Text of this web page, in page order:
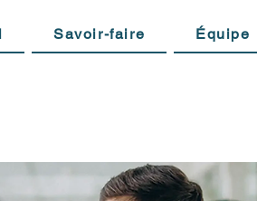
Savoir-faire Équipe